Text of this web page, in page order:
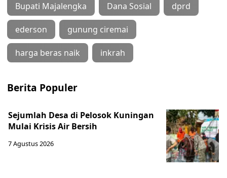
Bupati Majalengka Dana Sosial dprd
ederson gunung ciremai
harga beras naik inkrah
Berita Populer
Sejumlah Desa di Pelosok Kuningan
Mulai Krisis Air Bersih
7 Agustus 2026